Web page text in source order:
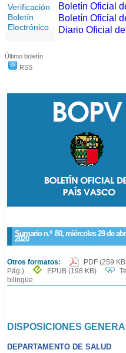
Verificación
Boletín
Electrónico
Último boletín
RSS
Sumario n.º 80, miércoles 29 de
2020
Otros formatos: PDF (259
Pág.)
EPUB (198 KB)
bilingüe
DISPOSICIONES
DEPARTAMENTO DE SALUD
Boletín Oficial
Boletín Oficial
Diario Oficial